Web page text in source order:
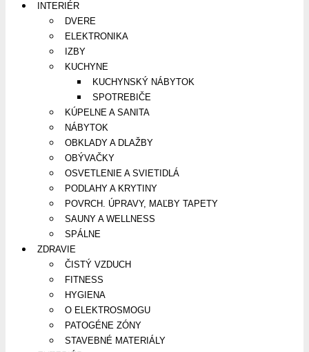
INTERIÉR
DVERE
ELEKTRONIKA
IZBY
KUCHYNE
KUCHYNSKÝ NÁBYTOK
SPOTREBIČE
KÚPELNE A SANITA
NÁBYTOK
OBKLADY A DLAŽBY
OBÝVAČKY
OSVETLENIE A SVIETIDLÁ
PODLAHY A KRYTINY
POVRCH. ÚPRAVY, MAĽBY TAPETY
SAUNY A WELLNESS
SPÁLNE
ZDRAVIE
ČISTÝ VZDUCH
FITNESS
HYGIENA
O ELEKTROSMOGU
PATOGÉNE ZÓNY
STAVEBNÉ MATERIÁLY